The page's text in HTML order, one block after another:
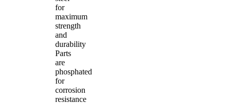
for
maximum
strength
and
durability
Parts
are
phosphated
for
corrosion
resistance